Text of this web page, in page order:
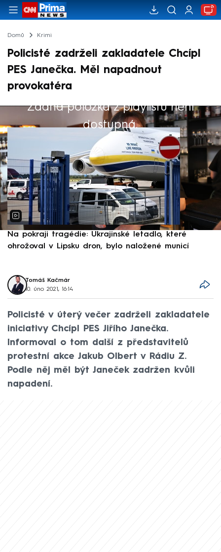
Domů Krimi
Policisté zadrželi zakladatele Chcípl
PES Janečka. Měl napadnout
provokatéra
Žádná položka z playlistu není
dostupná.
Výběr redakce
Na pokraji tragédie: Ukrajinské letadlo, které
ohrožoval v Lipsku dron, bylo naložené municí
Tomáš Kačmár
10. úno 2021, 16:14
Policisté v úterý večer zadrželi zakladatele
iniciativy Chcípl PES Jiřího Janečka.
Informoval o tom další z představitelů
protestní akce Jakub Olbert v Rádiu Z.
Podle něj měl být Janeček zadržen kvůli
napadení.